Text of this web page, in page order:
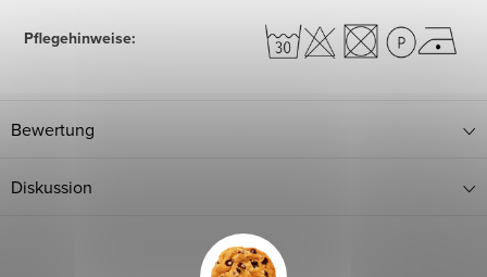
Pflegehinweise:
Bewertung
Diskussion